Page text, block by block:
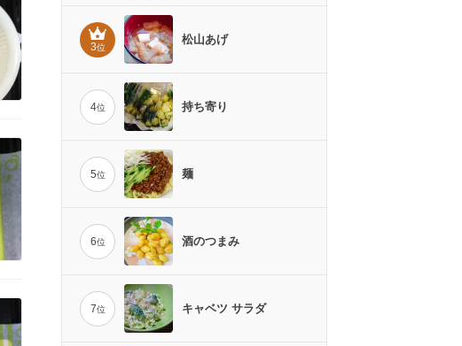
3位
松山あげ
4位 持ち寄り
5位 麺
6位 酒のつまみ
7位 キャベツ サラダ